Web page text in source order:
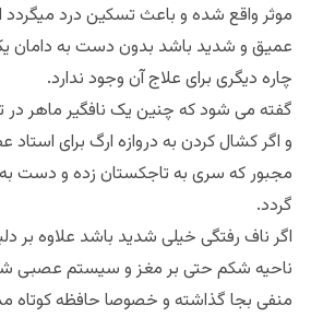
موثر واقع شده و باعث تسکین درد میگردد
عمیق و شدید باشد بدون دست به دامان
چاره دیگری برای علاج آن وجود ندارد.
گفته می شود که چنین یک نافگیر ماهر در
و اگر کشال کردن به دروازه ارگ برای استاد
مجبور که سری به تاجکستان زده و دست به
گردد.
اگر ناف رفتگی خیلی شدید باشد علاوه بر
ناحیه شکم حتی بر مغز و سیستم عصبی
منفی بجا گذاشته و خصوصا حافظه کوتاه